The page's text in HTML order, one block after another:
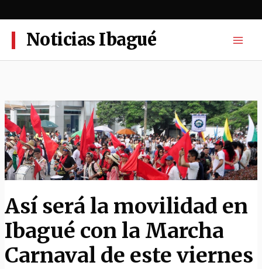
al
contenidoNoticias Ibagué
Así será la movilidad en
Ibagué con la Marcha
Carnaval de este viernes